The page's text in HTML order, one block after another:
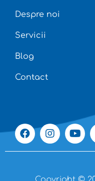
Despre noi
Servicii
Blog
Contact